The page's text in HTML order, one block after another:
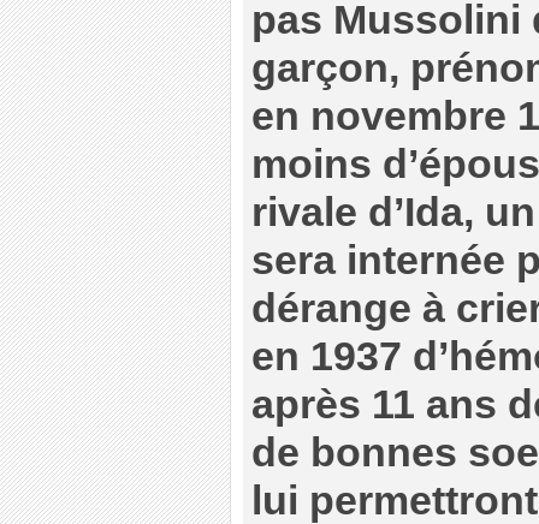
pas Mussolini
garçon,
en novembre
moins
rivale d’Ida,
sera internée
dérange à
en 1937
après 11 ans
de bonnes
lui